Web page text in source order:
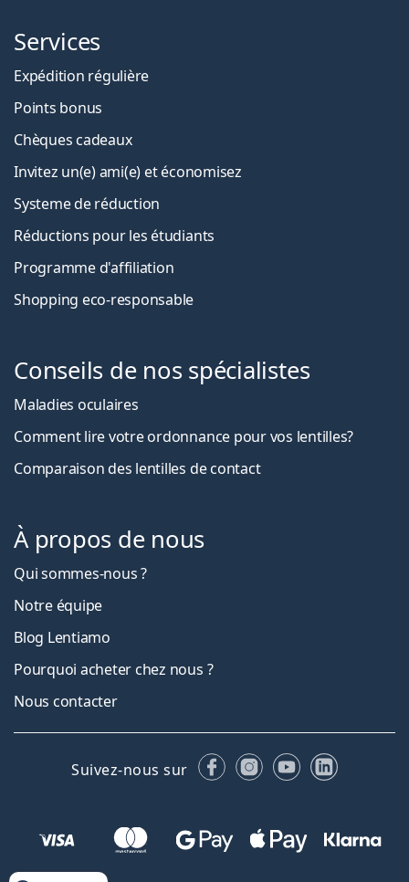
Services
Expédition régulière
Points bonus
Chèques cadeaux
Invitez un(e) ami(e) et économisez
Systeme de réduction
Réductions pour les étudiants
Programme d'affiliation
Shopping eco-responsable
Conseils de nos spécialistes
Maladies oculaires
Comment lire votre ordonnance pour vos lentilles?
Comparaison des lentilles de contact
À propos de nous
Qui sommes-nous ?
Notre équipe
Blog Lentiamo
Pourquoi acheter chez nous ?
Nous contacter
Suivez-nous sur FacebookInstagram
YouTubeLinkedIn